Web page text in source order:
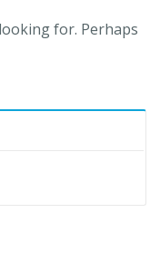
for. Perhaps